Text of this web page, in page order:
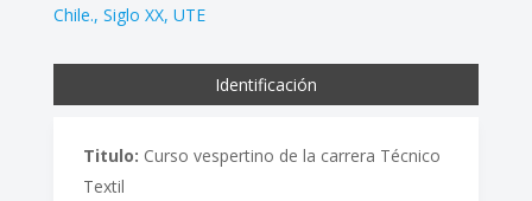
Chile. Siglo XX UTE
Identificación
Titulo: Curso vespertino de la carrera Técnico
Textil